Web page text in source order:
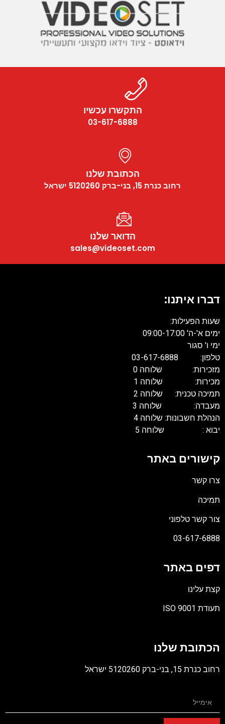
התקשרו עכשיו
03-617-6888
הכתובת שלנו
רחוב כנרת 15, בני-ברק 5120260 ישראל
הדואר שלנו
sales@videoset.com
דברו איתנו:
שעות הפעילות:
ימים א'-ה' 09:00-17:00
ימי ו' סגור
טלפון: 03-617-6888
מזכירות: שלוחה 0
מכירות: שלוחה 1
תמיכה טכנית: שלוחה 2
מעבדה: שלוחה 3
הנהלת חשבונות: שלוחה 4
יבוא : שלוחה 5
קישורים באתר
צרו קשר
תמיכה
צור קשר טלפוני
03-617-6888
דפים באתר
קצת עלינו
תעודת ISO 9001
PDF
הכתובת שלנו
רחוב כנרת 15, בני-ברק 5120260 ישראל